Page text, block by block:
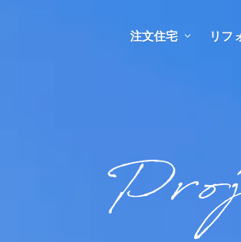
注文住宅 リフ